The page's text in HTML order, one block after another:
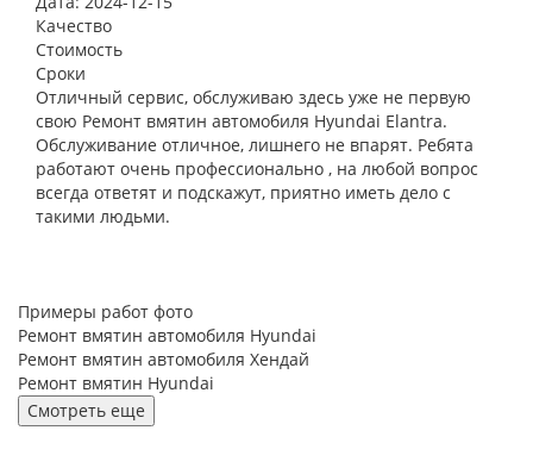
Качество
Стоимость
Сроки
Отличный сервис, обслуживаю здесь уже не первую
свою Ремонт вмятин автомобиля Hyundai Elantra.
Обслуживание отличное, лишнего не впарят. Ребята
работают очень профессионально , на любой вопрос
всегда ответят и подскажут, приятно иметь дело с
такими людьми.
Примеры работ фото
Ремонт вмятин автомобиля Hyundai
Ремонт вмятин автомобиля Хендай
Ремонт вмятин Hyundai
Смотреть еще